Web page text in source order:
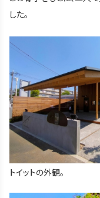
した。
トイットの外観。